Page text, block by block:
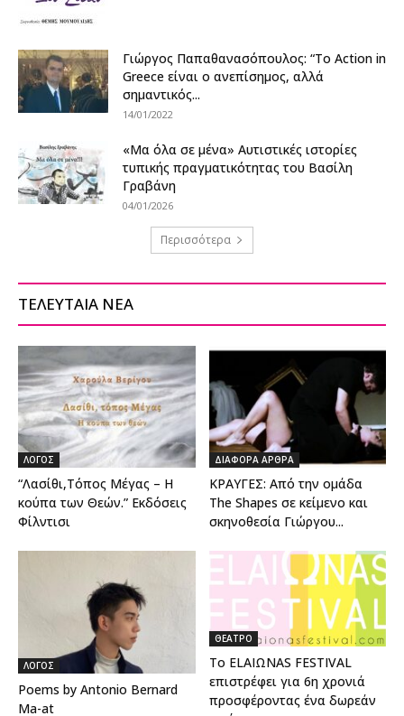
Γιώργος Παπαθανασόπουλος: “Το Action in
Greece είναι ο ανεπίσημος, αλλά
σημαντικός...
14/01/2022
«Μα όλα σε μένα» Αυτιστικές ιστορίες
τυπικής πραγματικότητας του Βασίλη
Γραβάνη
04/01/2026
Περισσότερα
ΤΕΛΕΥΤΑΙΑ ΝΕΑ
ΛΟΓΟΣ
“Λασίθι,Τόπος Μέγας – Η
κούπα των Θεών.” Εκδόσεις
Φίλντισι
ΔΙΑΦΟΡΑ ΑΡΘΡΑ
ΚΡΑΥΓΕΣ: Από την ομάδα
The Shapes σε κείμενο και
σκηνοθεσία Γιώργου...
ΛΟΓΟΣ
Poems by Antonio Bernard
Ma-at
ΘΕΑΤΡΟ
Το ELAIΩNAS FESTIVAL
επιστρέφει για 6η χρονιά
προσφέροντας ένα δωρεάν